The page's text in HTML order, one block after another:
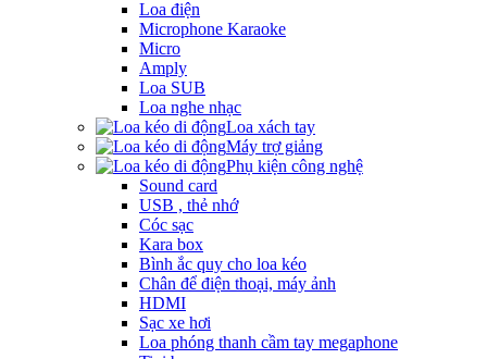
Loa điện
Microphone Karaoke
Micro
Amply
Loa SUB
Loa nghe nhạc
Loa xách tay
Máy trợ giảng
Phụ kiện công nghệ
Sound card
USB , thẻ nhớ
Cóc sạc
Kara box
Bình ắc quy cho loa kéo
Chân để điện thoại, máy ảnh
HDMI
Sạc xe hơi
Loa phóng thanh cầm tay megaphone